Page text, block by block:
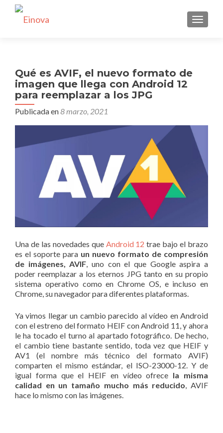
Qué es AVIF, el nuevo formato de
imagen que llega con Android 12
para reemplazar a los JPG
Publicada en8 marzo, 2021
Una de las novedades que Android 12 trae bajo el brazo
es el soporte para un nuevo formato de compresión
de imágenes, AVIF , uno con el que Google aspira a
poder reemplazar a los eternos JPG tanto en su propio
sistema operativo como en Chrome OS, e incluso en
Chrome, su navegador para diferentes plataformas.
Ya vimos llegar un cambio parecido al vídeo en Android
con el estreno del formato HEIF con Android 11, y ahora
le ha tocado el turno al apartado fotográfico. De hecho,
el cambio tiene bastante sentido, toda vez que HEIF y
AV1 (el nombre más técnico del formato AVIF)
comparten el mismo estándar, el ISO-23000-12. Y de
igual forma que el HEIF en vídeo ofrece la misma
calidad en un tamaño mucho más reducido , AVIF
hace lo mismo con las imágenes.